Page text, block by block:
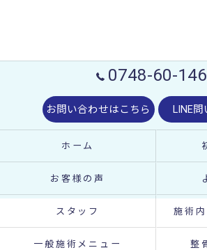
0748-60-
お問い合わせはこちら LINE
ホーム
お客様の声
スタッフ 施術
一般施術メニュー 整